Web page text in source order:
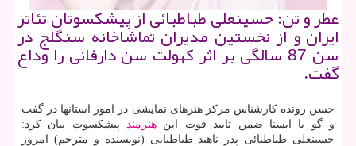
عطر و تن: حسینعلی طباطبائی از پیشكسوتان تئاتر
ایران و از نخستین مدیران تماشاخانه سنگلج در
سن 87 سالگی بر اثر كهولت سن دارفانی را وداع
گفت.
حسن رونده كارشناس مركز هنرهای نمایشی در امور استانها در گفت
و گو با ایسنا ضمن تایید فوت این هنرمند
پیشكسوت بیان كرد:
حسینعلی طباطبائی پدر ناهید طباطبایی (نویسنده و مترجم) امروز